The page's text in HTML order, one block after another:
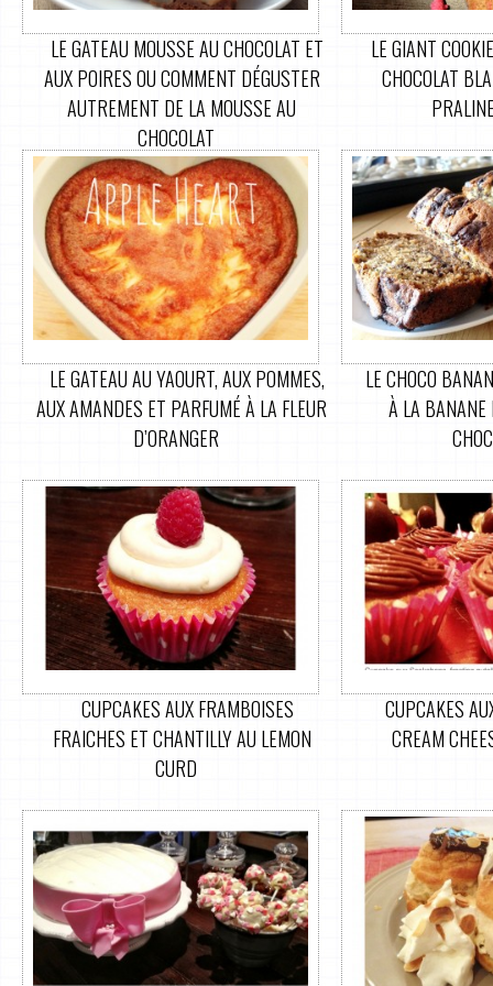
LE GATEAU MOUSSE AU CHOCOLAT ET
AUX POIRES OU COMMENT DÉGUSTER
AUTREMENT DE LA MOUSSE AU
CHOCOLAT
LE GIANT
CHOCOLAT
LE GATEAU AU YAOURT, AUX POMMES,
AUX AMANDES ET PARFUMÉ À LA FLEUR
D’ORANGER
LE CHOCO
À LA BANANE
CUPCAKES AUX FRAMBOISES
FRAICHES ET CHANTILLY AU LEMON
CURD
CUPCAKES
CREAM